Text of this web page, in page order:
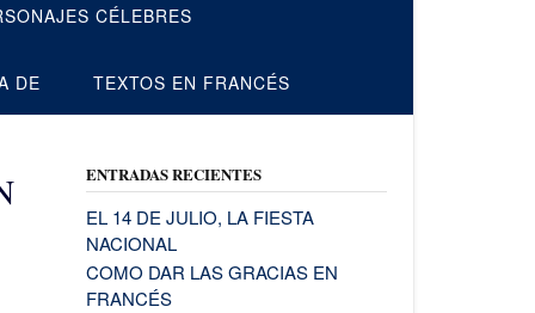
CÉLEBRES
DE TEXTOS EN FRANCÉS
ENTRADAS RECIENTES
EL 14 DE JULIO, LA FIESTA
NACIONAL
COMO DAR LAS GRACIAS EN
FRANCÉS